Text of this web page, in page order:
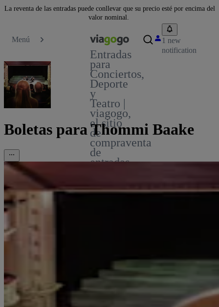
La reventa de las entradas puede conllevar que su precio esté por encima del
valor nominal.
Menú
Entradas
para
Conciertos,
Deporte
y
Teatro |
viagogo,
el sitio
de
compraventa
de
entradas
1 new
notification
Boletas para Thommi Baake